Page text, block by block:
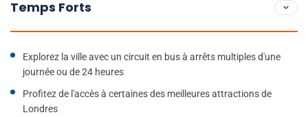
Temps Forts
Explorez la ville avec un circuit en bus à arrêts multiples d'une
journée ou de 24 heures
Profitez de l'accès à certaines des meilleures attractions de
Londres